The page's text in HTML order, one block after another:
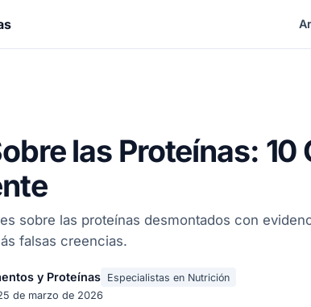
las Proteínas:
sobre las proteínas desmontados con
falsas creencias.
y Proteínas
Especialistas en Nutrición
de marzo de 2026